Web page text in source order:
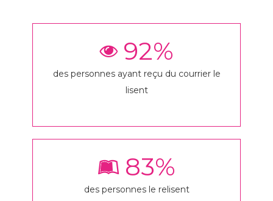
92%
des personnes ayant reçu du courrier le
lisent
83%
des personnes le relisent